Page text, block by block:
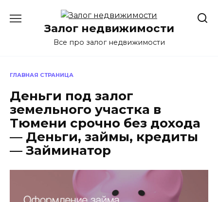
содержаниюЗалог недвижимости
Все про залог недвижимости
ГЛАВНАЯ СТРАНИЦА
Деньги под залог
земельного участка в
Тюмени срочно без дохода
— Деньги, займы, кредиты
— Займинатор